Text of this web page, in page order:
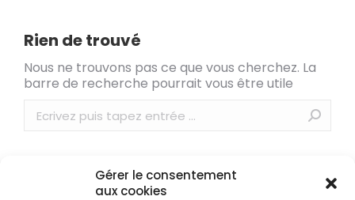
Gérer le consentement
aux cookies
Rien de trouvé
Nous ne trouvons pas ce que vous cherchez. La
barre de recherche pourrait vous être utile